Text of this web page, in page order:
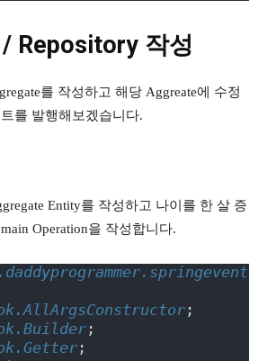
Repository 작성
를 작성하고 해당 Aggreate에 수정
를 발행해보겠습니다.
Entity를 작성하고 나이를 한 살 증
Operation을 작성합니다.
;
;
;